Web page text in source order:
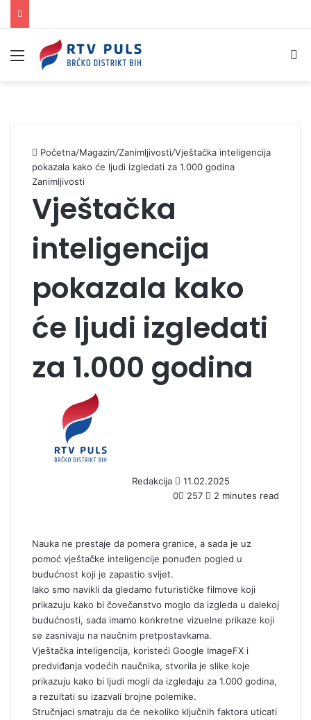
Izbornik
Početna/Magazin/Zanimljivosti/Vještačka inteligencija
pokazala kako će ljudi izgledati za 1.000 godina
Zanimljivosti
Vještačka
inteligencija
pokazala kako
će ljudi izgledati
za 1.000 godina
Redakcija
e
m
l
11.02.2025
0
257 2 minutes read
Nauka ne prestaje da pomera granice, a sada je uz
pomoć vještačke inteligencije ponuđen pogled u
budućnost koji je zapastio svijet.
Iako smo navikli da gledamo futurističke filmove koji
prikazuju kako bi čovečanstvo moglo da izgleda u dalekoj
budućnosti, sada imamo konkretne vizuelne prikaze koji
se zasnivaju na naučnim pretpostavkama.
Vještačka inteligencija, koristeći Google ImageFX i
predviđanja vodećih naučnika, stvorila je slike koje
prikazuju kako bi ljudi mogli da izgledaju za 1.000 godina,
a rezultati su izazvali brojne polemike.
Stručnjaci smatraju da će nekoliko ključnih faktora uticati